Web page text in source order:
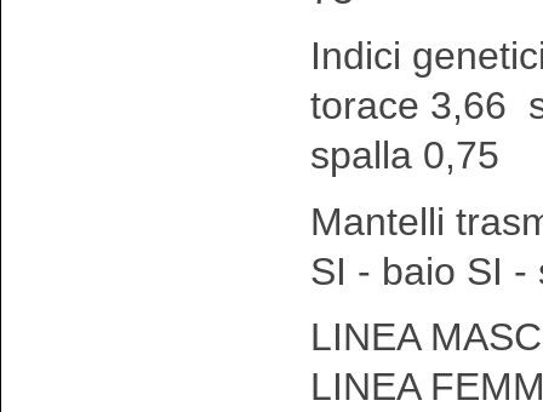
Indici
torace 3,66
spalla 0,75
Mantelli
SI - baio SI -
LINEA
LINEA